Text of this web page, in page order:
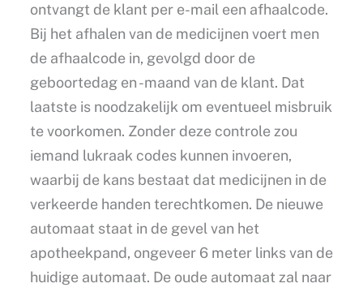
ontvangt de klant per e-mail een afhaalcode.
Bij het afhalen van de medicijnen voert men
de afhaalcode in, gevolgd door de
geboortedag en -maand van de klant. Dat
laatste is noodzakelijk om eventueel misbruik
te voorkomen. Zonder deze controle zou
iemand lukraak codes kunnen invoeren,
waarbij de kans bestaat dat medicijnen in de
verkeerde handen terechtkomen. De nieuwe
automaat staat in de gevel van het
apotheekpand, ongeveer 6 meter links van de
huidige automaat. De oude automaat zal naar